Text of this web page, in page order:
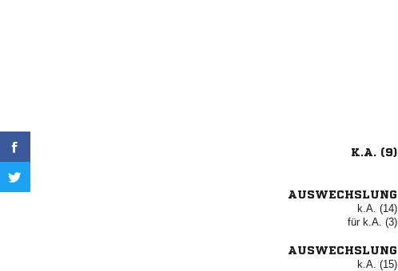
K.A. (9)
AUSWECHSLUNG
k.A. (14)
für k.A. (3)
AUSWECHSLUNG
k.A. (15)